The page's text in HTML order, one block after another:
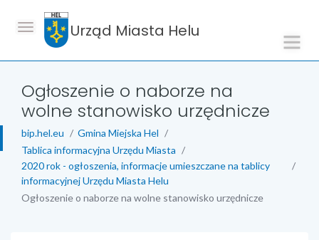
Urząd Miasta Helu
Ogłoszenie o naborze na
wolne stanowisko urzędnicze
bip.hel.eu
Gmina Miejska Hel
Tablica informacyjna Urzędu Miasta
2020 rok - ogłoszenia, informacje umieszczane na tablicy
informacyjnej Urzędu Miasta Helu
Ogłoszenie o naborze na wolne stanowisko urzędnicze